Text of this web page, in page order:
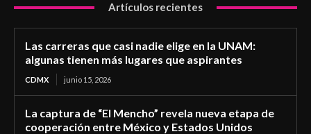
Artículos recientes
Las carreras que casi nadie elige en la UNAM:
algunas tienen más lugares que aspirantes
CDMX junio 15, 2026
La captura de “El Mencho” revela nueva etapa de
cooperación entre México y Estados Unidos